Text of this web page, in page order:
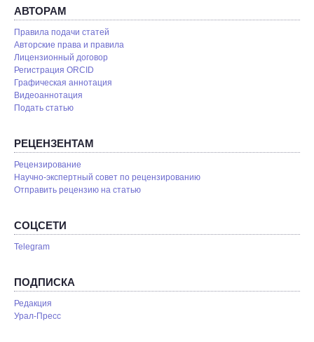
АВТОРАМ
Правила подачи статей
Авторские права и правила
Лицензионный договор
Регистрация ORCID
Графическая аннотация
Видеоаннотация
Подать статью
РЕЦЕНЗЕНТАМ
Рецензирование
Научно-экспертный совет по рецензированию
Отправить рецензию на статью
СОЦСЕТИ
Telegram
ПОДПИСКА
Редакция
Урал-Пресс